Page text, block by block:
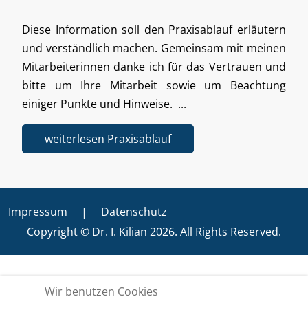
Diese Information soll den Praxisablauf erläutern
und verständlich machen. Gemeinsam mit meinen
Mitarbeiterinnen danke ich für das Vertrauen und
bitte um Ihre Mitarbeit sowie um Beachtung
einiger Punkte und Hinweise. ...
weiterlesen Praxisablauf
Impressum |
Datenschutz
Copyright © Dr. I. Kilian 2026. All Rights Reserved.
Wir benutzen Cookies